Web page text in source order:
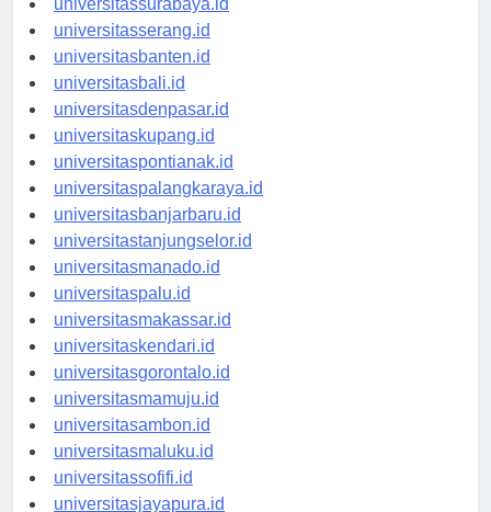
universitassurabaya.id
universitasserang.id
universitasbanten.id
universitasbali.id
universitasdenpasar.id
universitaskupang.id
universitaspontianak.id
universitaspalangkaraya.id
universitasbanjarbaru.id
universitastanjungselor.id
universitasmanado.id
universitaspalu.id
universitasmakassar.id
universitaskendari.id
universitasgorontalo.id
universitasmamuju.id
universitasambon.id
universitasmaluku.id
universitassofifi.id